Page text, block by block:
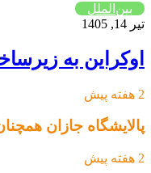
بین‌الملل
تیر 14, 1405
اوکراین به
2 هفته پیش
پالایشگاه جازان
2 هفته پیش